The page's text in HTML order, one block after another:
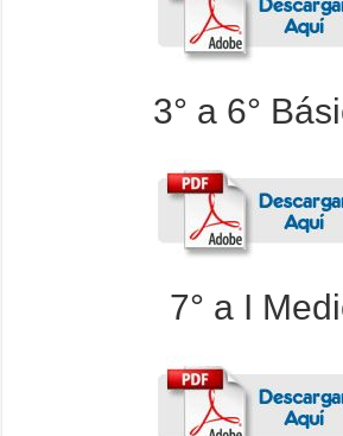
3° a 6°
7° a I